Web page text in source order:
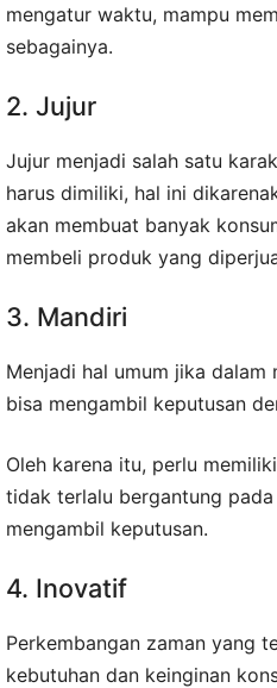
mengatur waktu, mampu
sebagainya.
2. Jujur
Jujur menjadi salah satu
harus dimiliki, hal ini
akan membuat banyak
membeli produk yang
3. Mandiri
Menjadi hal umum jika dalam
bisa mengambil keputusan
Oleh karena itu, perlu
tidak terlalu bergantung
mengambil keputusan.
4. Inovatif
Perkembangan zaman yang
kebutuhan dan keinginan